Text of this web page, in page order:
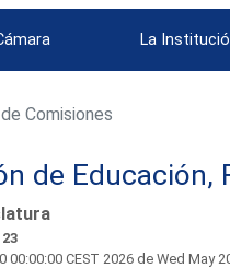
La
Comisiones
de Educación,
00:00:00 CEST 2026de Wed May